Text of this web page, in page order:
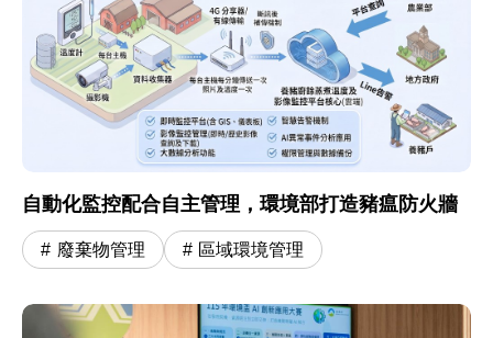
自動化監控配合自主管理，環境部打造豬瘟防火牆
廢棄物管理 區域環境管理